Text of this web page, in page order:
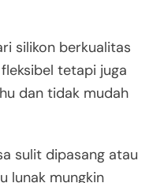
silikon berkualitas
tetapi juga
dan tidak mudah
sulit dipasang atau
lunak mungkin